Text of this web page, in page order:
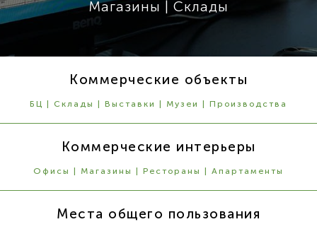
Магазины | Склады
Коммерческие объекты
БЦ | Склады | Выставки | Музеи | Производства
Коммерческие интерьеры
Офисы | Магазины | Рестораны | Апартаменты
Места общего пользования